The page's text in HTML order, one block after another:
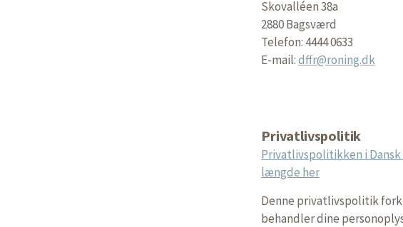
Skovalléen 38a
2880 Bagsværd
Telefon: 4444 0633
E-mail:dffr@roning.dk
Privatlivspolitik
Privatlivspolitikken i
længde her
Denne privatlivspolitik
behandler dine